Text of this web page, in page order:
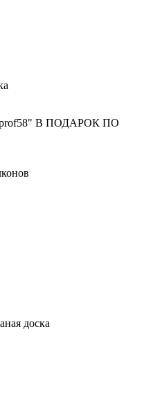
В ПОДАРОК ПО
доска